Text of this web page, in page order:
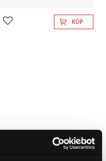
Lägg till i favoriterKÖP